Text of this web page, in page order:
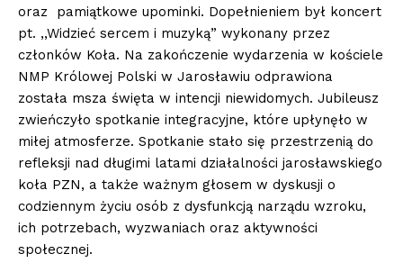
oraz pamiątkowe upominki. Dopełnieniem był koncert
pt. ,,Widzieć sercem i muzyką” wykonany przez
członków Koła. Na zakończenie wydarzenia w kościele
NMP Królowej Polski w Jarosławiu odprawiona
została msza święta w intencji niewidomych. Jubileusz
zwieńczyło spotkanie integracyjne, które upłynęło w
miłej atmosferze. Spotkanie stało się przestrzenią do
refleksji nad długimi latami działalności jarosławskiego
koła PZN, a także ważnym głosem w dyskusji o
codziennym życiu osób z dysfunkcją narządu wzroku,
ich potrzebach, wyzwaniach oraz aktywności
społecznej.